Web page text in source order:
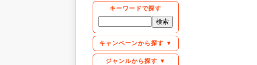
キーワードで探す
キャンペーンから探す ▼
ジャンルから探す ▼